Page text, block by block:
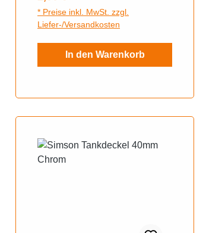
ETZ150, ETZ250, ETZ251,
ETZ301.
* Preise inkl. MwSt. zzgl.
Liefer-/Versandkosten
In den Warenkorb